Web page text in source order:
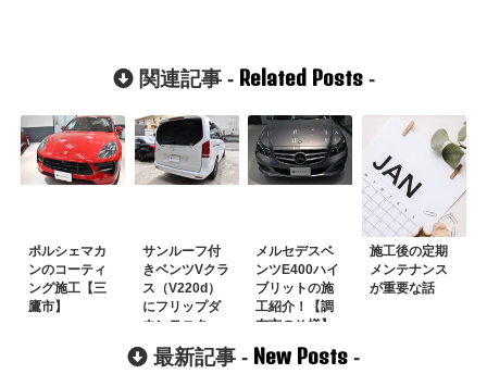
関連記事 - Related Posts-
ポルシェマカ
ンのコーティ
ング施工【三
鷹市】
サンルーフ付
きベンツVクラ
ス（V220d）
にフリップダ
ウンモニター
は取付可能！
他店で断られ
メルセデスベ
ンツE400ハイ
ブリットの施
工紹介！【調
布市のＫ様】
施工後の定期
メンテナンス
が重要な話
最新記事 - New Posts -